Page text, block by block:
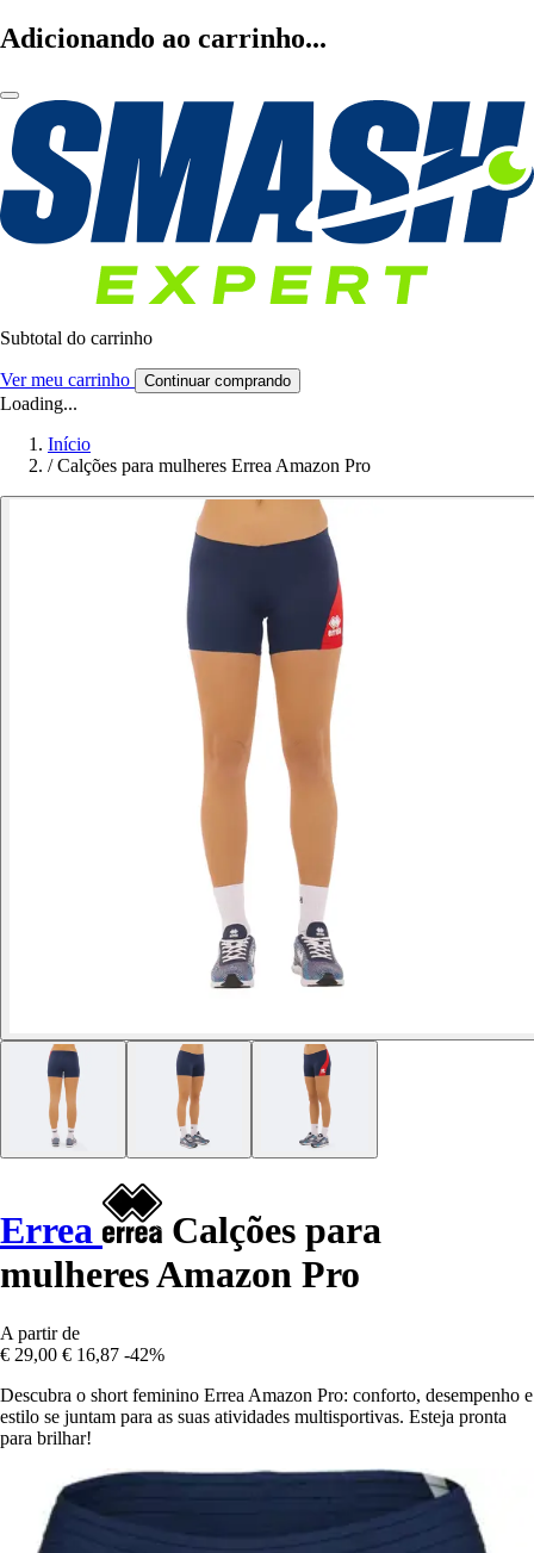
Adicionando ao carrinho...
Subtotal do carrinho
Ver meu carrinho Continuar comprando
Loading...
Início
/ Calções para mulheres Errea Amazon Pro
Errea
Calções para
mulheres Amazon Pro
A partir de
€ 29,00 € 16,87 -42%
Descubra o short feminino Errea Amazon Pro: conforto, desempenho e
estilo se juntam para as suas atividades multisportivas. Esteja pronta
para brilhar!